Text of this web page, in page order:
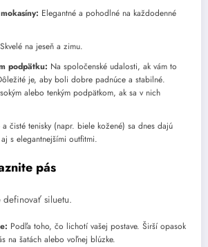
Elegantné a pohodlné na každodenné
Skvelé na jeseň a zimu.
podpätku: Na spoločenské udalosti, ak vám to
je, aby boli dobre padnúce a stabilné.
alebo tenkým podpätkom, ak sa v nich
čisté tenisky (napr. biele kožené) sa dnes dajú
s elegantnejšími outfitmi.
pás
definovať siluetu.
Podľa toho, čo lichotí vašej postave. Širší opasok
na šatách alebo voľnej blúzke.